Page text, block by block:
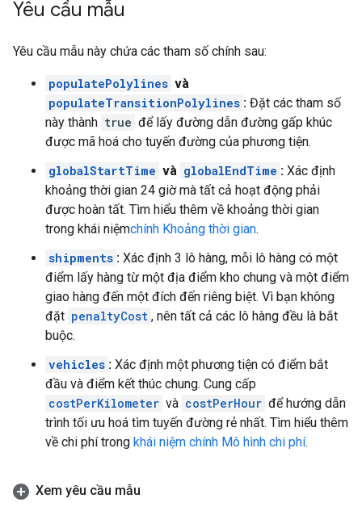
Yêu cầu mẫu
Yêu cầu mẫu này chứa các tham số chính sau:
populatePolylines và
populateTransitionPolylines : Đặt các tham số
này thành true để lấy đường dẫn đường gấp khúc
được mã hoá cho tuyến đường của phương tiện.
globalStartTime và globalEndTime : Xác định
khoảng thời gian 24 giờ mà tất cả hoạt động phải
được hoàn tất. Tìm hiểu thêm về khoảng thời gian
trong khái niệmchính Khoảng thời gian.
shipments : Xác định 3 lô hàng, mỗi lô hàng có một
điểm lấy hàng từ một địa điểm kho chung và một điểm
giao hàng đến một đích đến riêng biệt. Vì bạn không
đặt penaltyCost , nên tất cả các lô hàng đều là bắt
buộc.
vehicles : Xác định một phương tiện có điểm bắt
đầu và điểm kết thúc chung. Cung cấp
costPerKilometer và costPerHour để hướng dẫn
trình tối ưu hoá tìm tuyến đường rẻ nhất. Tìm hiểu thêm
về chi phí trong khái niệm chính Mô hình chi phí.
Xem yêu cầu mẫu